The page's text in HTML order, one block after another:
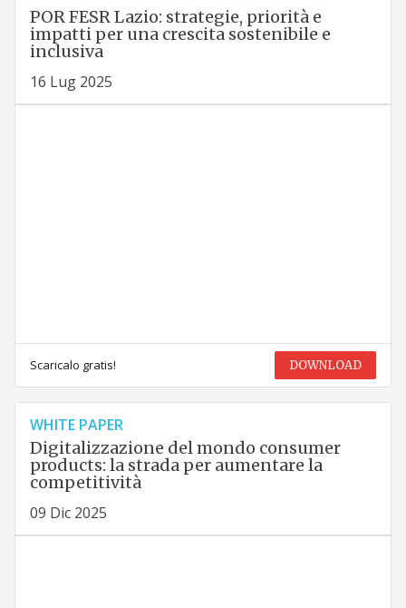
POR FESR Lazio: strategie, priorità e
impatti per una crescita sostenibile e
inclusiva
16 Lug 2025
Scaricalo gratis! DOWNLOAD
WHITE PAPER
Digitalizzazione del mondo consumer
products: la strada per aumentare la
competitività
09 Dic 2025